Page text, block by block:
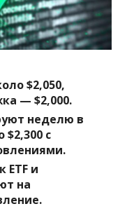
$2,050,
— $2,000.
неделю в
$2,300 с
ETF и
на